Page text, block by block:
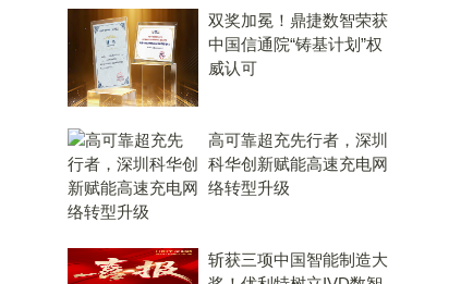
双奖加冕！鼎捷数智荣获
中国信通院“铸基计划”权
威认可
高可靠超充先行者，深圳
科华创新赋能高速充电网
络转型升级
斩获三项中国智能制造大